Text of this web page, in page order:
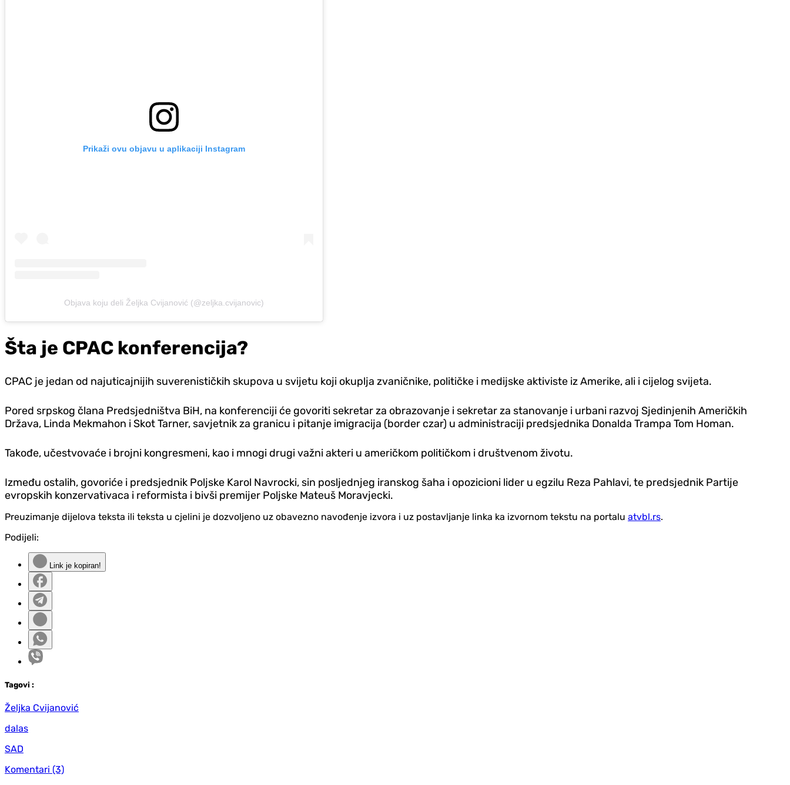
Prikaži ovu objavu u aplikaciji Instagram
Objava koju deli Željka Cvijanović (@zeljka.cvijanovic)
Šta je CPAC konferencija?
CPAC je jedan od najuticajnijih suverenističkih skupova u svijetu koji okuplja zvaničnike, političke i medijske aktiviste iz Amerike, ali i cijelog svijeta.
Pored srpskog člana Predsjedništva BiH, na konferenciji će govoriti sekretar za obrazovanje i sekretar za stanovanje i urbani razvoj Sjedinjenih Američkih
Država, Linda Mekmahon i Skot Tarner, savjetnik za granicu i pitanje imigracija (border czar) u administraciji predsjednika Donalda Trampa Tom Homan.
Takođe, učestvovaće i brojni kongresmeni, kao i mnogi drugi važni akteri u američkom političkom i društvenom životu.
Između ostalih, govoriće i predsjednik Poljske Karol Navrocki, sin posljednjeg iranskog šaha i opozicioni lider u egzilu Reza Pahlavi, te predsjednik Partije
evropskih konzervativaca i reformista i bivši premijer Poljske Mateuš Moravjecki.
Preuzimanje dijelova teksta ili teksta u cjelini je dozvoljeno uz obavezno navođenje izvora i uz postavljanje linka ka izvornom tekstu na portalu atvbl.rs.
Podijeli:
Link je kopiran!
Tagovi :
Željka Cvijanović
dalas
SAD
Komentari (3)